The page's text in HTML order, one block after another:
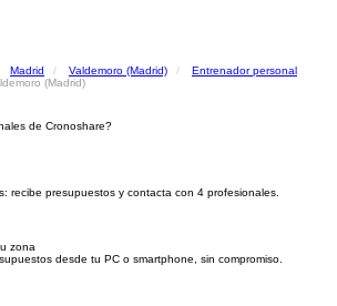
Madrid Valdemoro (Madrid)
Entrenador personal
(Madrid)
de Cronoshare?
recibe presupuestos y contacta con 4 profesionales.
zona
desde tu PC o smartphone, sin compromiso.